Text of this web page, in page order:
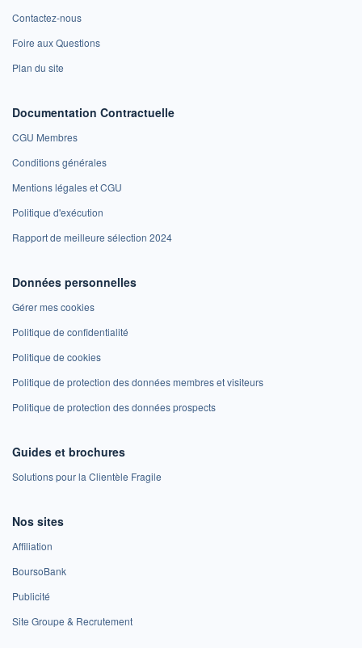
Contactez-nous
Foire aux Questions
Plan du site
Documentation Contractuelle
CGU Membres
Conditions générales
Mentions légales et CGU
Politique d'exécution
Rapport de meilleure sélection 2024
Données personnelles
Gérer mes cookies
Politique de confidentialité
Politique de cookies
Politique de protection des données membres et visiteurs
Politique de protection des données prospects
Guides et brochures
Solutions pour la Clientèle Fragile
Nos sites
Affiliation
BoursoBank
Publicité
Site Groupe & Recrutement